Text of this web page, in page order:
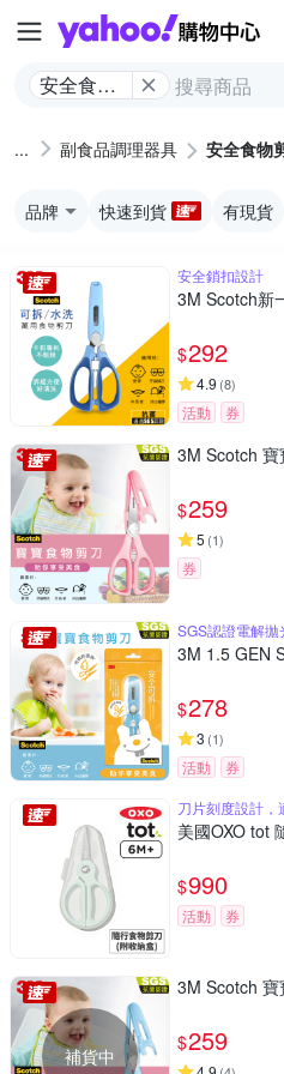
安全食物
副食品調理器具 安全食物
品牌 快速到貨 有現貨
安全鎖扣設計
3M Scotch新
$292
4.9 (8)
活動 券
3M Scotch
$259
5 (1)
券
SGS認證電解拋
3M 1.5 GEN
$278
3 (1)
活動
券
刀片刻度設計，
美國OXO tot
$990
活動 券
補貨中
3M Scotch
$259